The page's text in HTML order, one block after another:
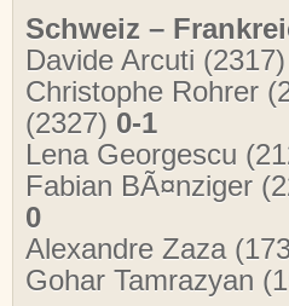
Schweiz –
Davide Arcuti
Christophe Rohrer
(2327) 0-1
Lena Georgescu
Fabian BÃ¤nziger
0
Alexandre Zaza
Gohar Tamrazyan